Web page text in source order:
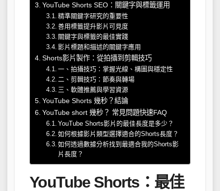
YouTube Shorts SEO：關鍵字與標籤運用
精準關鍵字研究的重要性
善用標籤提升影片可見度
關鍵字與標籤的最佳實踐
影片標題和描述的關鍵字應用
Shorts影片製作：從拍攝到剪輯技巧
一、拍攝技巧：掌握光線、構圖與穩定性
二、剪輯技巧：節奏與轉場
三、軟體推薦與學習資源
YouTube Shorts 幾秒？結論
YouTube short 幾秒？ 常見問題快速FAQ
YouTube Shorts影片的最佳長度是多少？
如何根據影片類型選擇適合的Shorts長度？
如何透過數據分析找到最適合我的Shorts影
片長度？
YouTube Shorts：最佳